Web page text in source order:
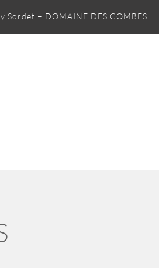
Sordet – DOMAINE DES COMBES